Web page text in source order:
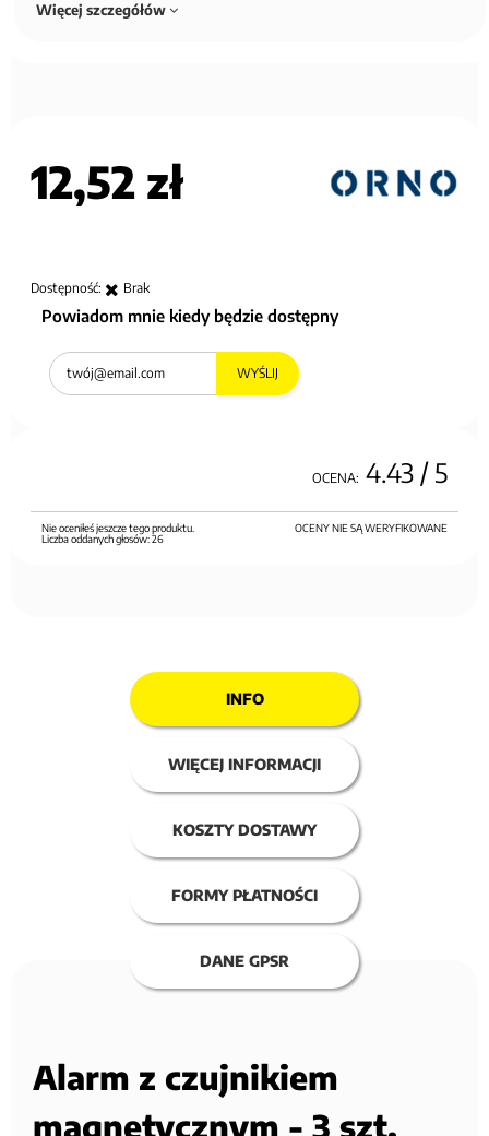
Więcej szczegółów
12,52 zł
Dostępność: Brak
Powiadom mnie kiedy będzie dostępny
WYŚLIJ
OCENA: 4.43 / 5
OCENY NIE SĄ WERYFIKOWANE
Nie oceniłeś jeszcze tego produktu.
Liczba oddanych głosów:26
INFO
WIĘCEJ INFORMACJI
KOSZTY DOSTAWY
FORMY PŁATNOŚCI
DANE GPSR
Alarm z czujnikiem
magnetycznym - 3 szt.